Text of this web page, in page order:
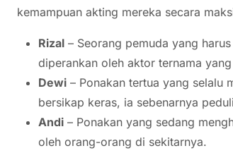
kemampuan akting mereka secara
Rizal – Seorang pemuda yang
diperankan oleh aktor ternama
Dewi – Ponakan tertua yang selalu
bersikap keras, ia sebenarnya
Andi – Ponakan yang sedang
oleh orang-orang di sekitarnya.